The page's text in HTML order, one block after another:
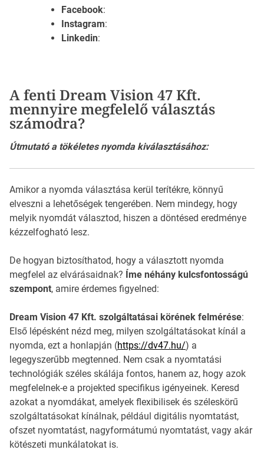
Facebook:
Instagram:
Linkedin:
A fenti Dream Vision 47 Kft.
mennyire megfelelő választás
számodra?
Útmutató a tökéletes nyomda kiválasztásához:
Amikor a nyomda választása kerül terítékre, könnyű
elveszni a lehetőségek tengerében. Nem mindegy, hogy
melyik nyomdát választod, hiszen a döntésed eredménye
kézzelfogható lesz.
De hogyan biztosíthatod, hogy a választott nyomda
megfelel az elvárásaidnak? Íme néhány kulcsfontosságú
szempont, amire érdemes figyelned:
Dream Vision 47 Kft. szolgáltatásai körének felmérése:
Első lépésként nézd meg, milyen szolgáltatásokat kínál a
nyomda, ezt a honlapján (https://dv47.hu/) a
legegyszerűbb megtenned. Nem csak a nyomtatási
technológiák széles skálája fontos, hanem az, hogy azok
megfelelnek-e a projekted specifikus igényeinek. Keresd
azokat a nyomdákat, amelyek flexibilisek és széleskörű
szolgáltatásokat kínálnak, például digitális nyomtatást,
ofszet nyomtatást, nagyformátumú nyomtatást, vagy akár
kötészeti munkálatokat is.